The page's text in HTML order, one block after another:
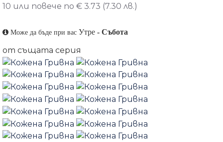
10 или повече по € 3.73 (7.30 лв.)
Може да бъде при вас Утре - Събота
от същата серия